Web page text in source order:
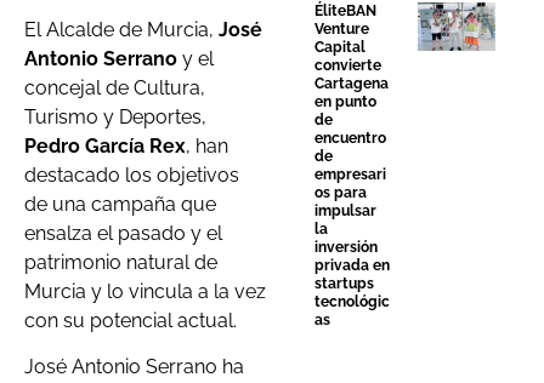
El Alcalde de Murcia, José
Antonio Serrano y el
concejal de Cultura,
Turismo y Deportes,
Pedro García Rex, han
destacado los objetivos
de una campaña que
ensalza el pasado y el
patrimonio natural de
Murcia y lo vincula a la vez
con su potencial actual.
José Antonio Serrano ha
ÉliteBAN
Venture
Capital
convierte
Cartagena
en punto
de
encuentro
de
empresari
os para
impulsar
la
inversión
privada en
startups
tecnológic
as